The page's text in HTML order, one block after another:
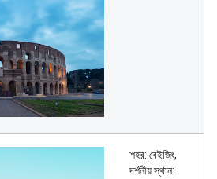
শহর: বেইজিং,
দর্শনীয় স্থান: